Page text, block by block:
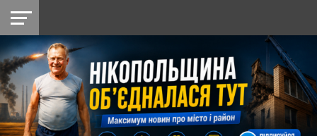
НІКОПОЛЬ
РАЙОН
СІЧЕСЛАВСЬКА
УКРАЇНА
РЕТРО
НІКОПОЛЬ
ЛАЙТ
УКРАЇНА
ДОПОМОГА
РАДІО